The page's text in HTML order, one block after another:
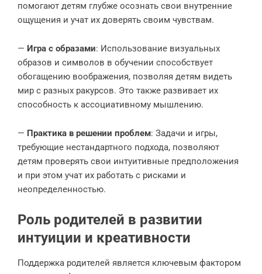
помогают детям глубже осознать свои внутренние
ощущения и учат их доверять своим чувствам.
— Игра с образами: Использование визуальных
образов и символов в обучении способствует
обогащению воображения, позволяя детям видеть
мир с разных ракурсов. Это также развивает их
способность к ассоциативному мышлению.
— Практика в решении проблем: Задачи и игры,
требующие нестандартного подхода, позволяют
детям проверять свои интуитивные предположения
и при этом учат их работать с рисками и
неопределенностью.
Роль родителей в развитии
интуиции и креативности
Поддержка родителей является ключевым фактором